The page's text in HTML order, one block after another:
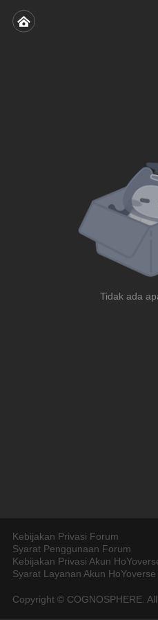
Tidak ada
Kebijakan Privasi Forum
Syarat Penggunaan Forum
Kebijakan Privasi Akun
Syarat Layanan Akun HoYoverse
Copyright © COGNOSPHERE.